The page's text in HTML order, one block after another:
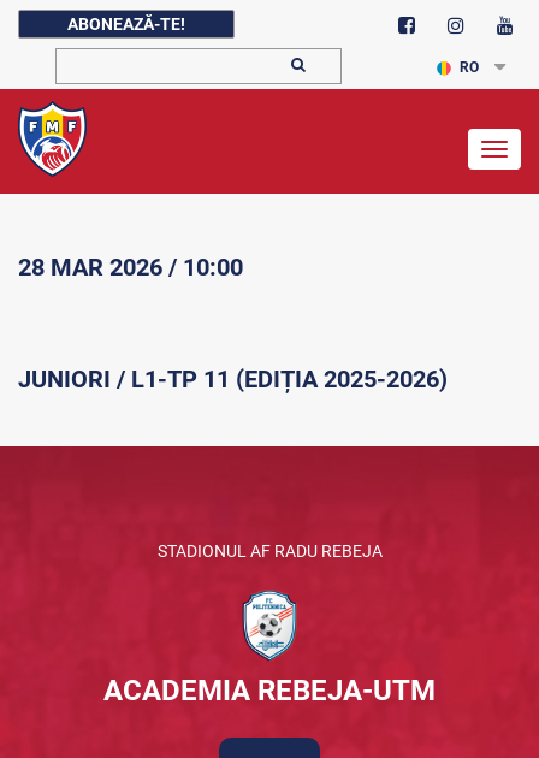
ABONEAZĂ-TE!
RO
28 MAR 2026 / 10:00
JUNIORI / L1-TP 11 (EDIȚIA 2025-2026)
STADIONUL AF RADU REBEJA
ACADEMIA REBEJA-UTM